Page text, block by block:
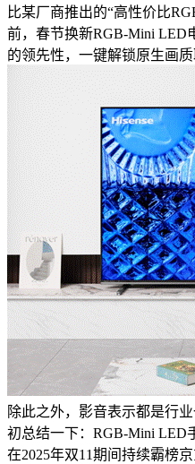
比某厂商推出的“高性价比
前，春节换新RGB-Mini LED
的领先性，一键解锁原生画质
除此之外，影音表示都是行
初总结一下：RGB-Mini LED
在2025年双11期间持续霸榜